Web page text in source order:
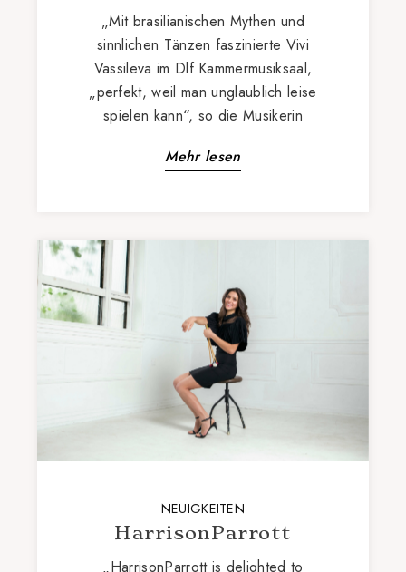
„Mit brasilianischen Mythen und
sinnlichen Tänzen faszinierte Vivi
Vassileva im Dlf Kammermusiksaal,
„perfekt, weil man unglaublich leise
spielen kann“, so die Musikerin
Mehr lesen
NEUIGKEITEN
HarrisonParrott
„HarrisonParrott is delighted to